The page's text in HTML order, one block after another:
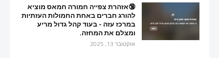
🔞אזהרת צפייה חמורה חמאס מוציא
להורג חברים באחת החמולות העזתיות
במרכז עזה - בעוד קהל גדול מריע
ומצלם את המחזה.
אוקטובר 13, 2025